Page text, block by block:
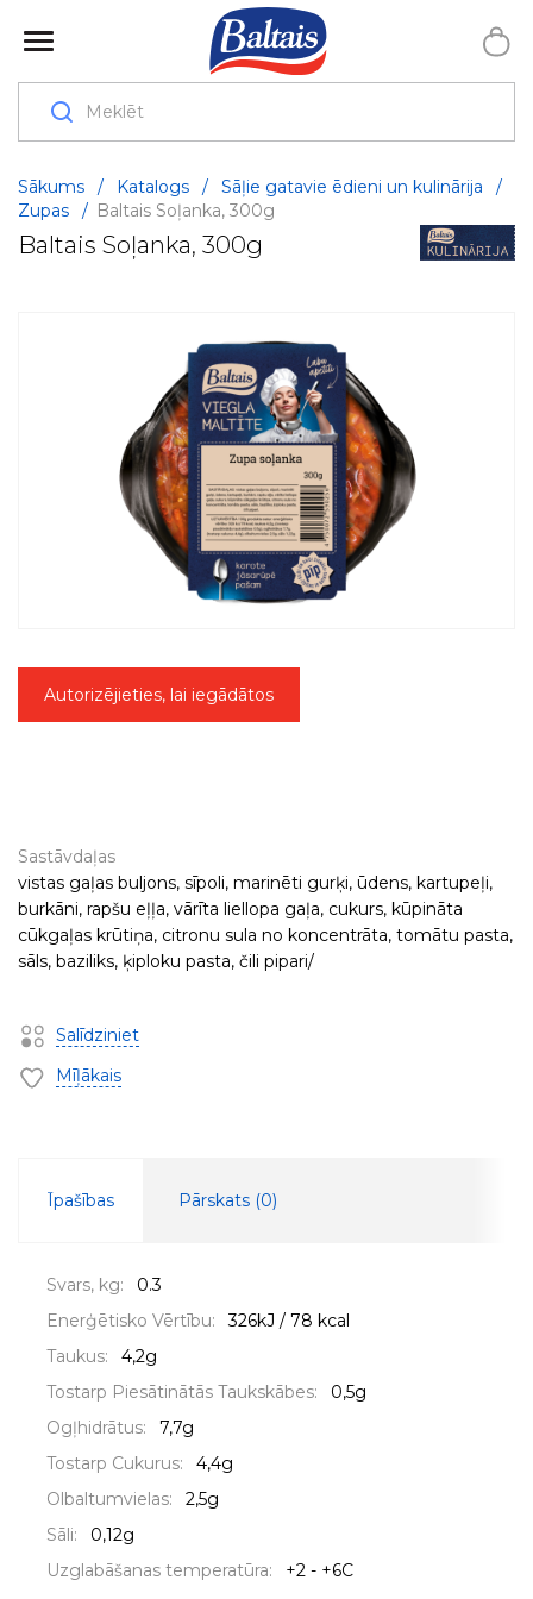
Sākums / Katalogs / Sāļie gatavie ēdieni un kulinārija
/
Zupas
/ Baltais Soļanka, 300g
Baltais Soļanka, 300g
Autorizējieties, lai iegādātos
Sastāvdaļas
vistas gaļas buljons, sīpoli, marinēti gurķi, ūdens, kartupeļi,
burkāni, rapšu eļļa, vārīta liellopa gaļa, cukurs, kūpināta
cūkgaļas krūtiņa, citronu sula no koncentrāta, tomātu pasta,
sāls, baziliks, ķiploku pasta, čili pipari/
Salīdziniet
Mīļākais
Īpašības Pārskats (0)
Svars, kg:
0.3
Enerģētisko Vērtību:
326kJ / 78 kcal
Taukus:
4,2g
Tostarp Piesātinātās Taukskābes:
0,5g
Ogļhidrātus:
7,7g
Tostarp Cukurus:
4,4g
Olbaltumvielas:
2,5g
Sāli:
0,12g
Uzglabāšanas temperatūra:
+2 - +6C